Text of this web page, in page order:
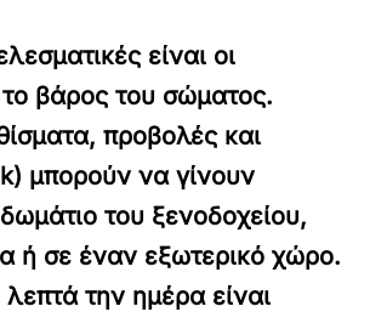
είναι οι
βάρος του σώματος.
προβολές και
μπορούν να γίνουν
του ξενοδοχείου,
ή σε έναν εξωτερικό χώρο.
την ημέρα είναι